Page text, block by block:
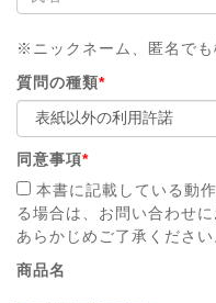
※ニックネーム、匿名でも
質問の種類*
同意事項*
本書に記載している動
る場合は、お問い合わせ
あらかじめご了承ください
商品名